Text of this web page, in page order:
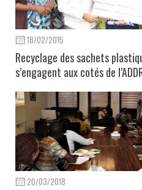
18/02/2015
Recyclage des sachets
s’engagent aux cotés de
20/03/2018